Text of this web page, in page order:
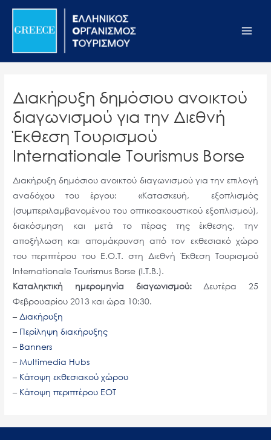
Σημείωση:
ιστότοπος
σύστημα
προσβασιμότητας.
Μετάβαση
περιεχόμενο
Διακήρυξη δημόσιου ανοικτού
διαγωνισμού για την Διεθνή
Έκθεση Τουρισμού
Internationale Tourismus Borse
Διακήρυξη δημόσιου ανοικτού διαγωνισμού για την επιλογή
αναδόχου του έργου: «Κατασκευή, εξοπλισμός
(συμπεριλαμβανομένου του οπτικοακουστικού εξοπλισμού),
διακόσμηση και μετά το πέρας της έκθεσης, την
αποξήλωση και απομάκρυνση από τον εκθεσιακό χώρο
του περιπτέρου του Ε.Ο.Τ. στη Διεθνή Έκθεση Τουρισμού
Internationale Tourismus Borse (Ι.Τ.Β.).
Καταληκτική ημερομηνία διαγωνισμού:Δευτέρα 25
Φεβρουαρίου 2013 και ώρα 10:30.
–Διακήρυξη
– Περίληψη διακήρυξης
– Banners
–Multimedia Hubs
– Κάτοψη εκθεσιακού χώρου
– Κάτοψη περιπτέρου EOT